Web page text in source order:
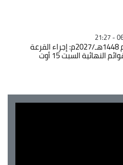
حج موسم 1448هـ/2027م: إجراء القرعة
النهائية السبت 15 أوت